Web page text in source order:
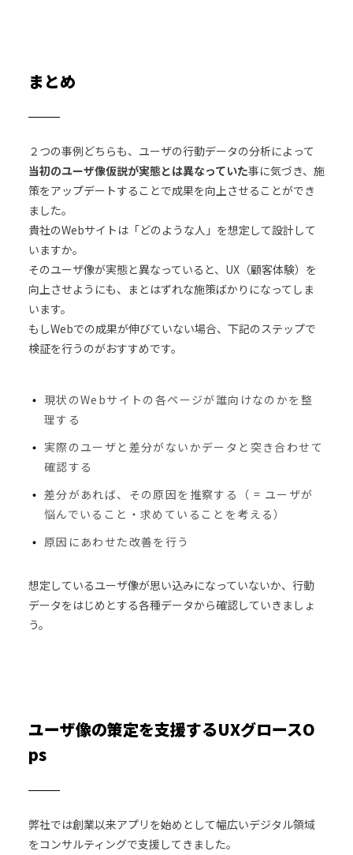
まとめ
２つの事例どちらも、ユーザの行動データの分析によって
当初のユーザ像仮説が実態とは異なっていた事に気づき、施
策をアップデートすることで成果を向上させることができ
ました。
貴社のWebサイトは「どのような人」を想定して設計して
いますか。
そのユーザ像が実態と異なっていると、UX（顧客体験）を
向上させようにも、まとはずれな施策ばかりになってしま
います。
もしWebでの成果が伸びていない場合、下記のステップで
検証を行うのがおすすめです。
現状のWebサイトの各ページが誰向けなのかを整
理する
実際のユーザと差分がないかデータと突き合わせて
確認する
差分があれば、その原因を推察する（ = ユーザが
悩んでいること・求めていることを考える）
原因にあわせた改善を行う
想定しているユーザ像が思い込みになっていないか、行動
データをはじめとする各種データから確認していきましょ
う。
ユーザ像の策定を支援するUXグロースO
ps
弊社では創業以来アプリを始めとして幅広いデジタル領域
をコンサルティングで支援してきました。